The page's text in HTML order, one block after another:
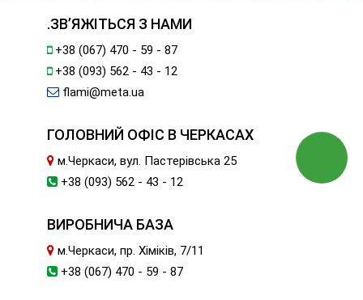
.ЗВ’ЯЖІТЬСЯ З НАМИ
+38 (067) 470 - 59 - 87
+38 (093) 562 - 43 - 12
flami@meta.ua
ГОЛОВНИЙ ОФІС В ЧЕРКАСАХ
м.Черкаси, вул. Пастерівська 25
+38 (093) 562 - 43 - 12
ВИРОБНИЧА БАЗА
м.Черкаси, пр. Хіміків, 7/11
+38 (067) 470 - 59 - 87